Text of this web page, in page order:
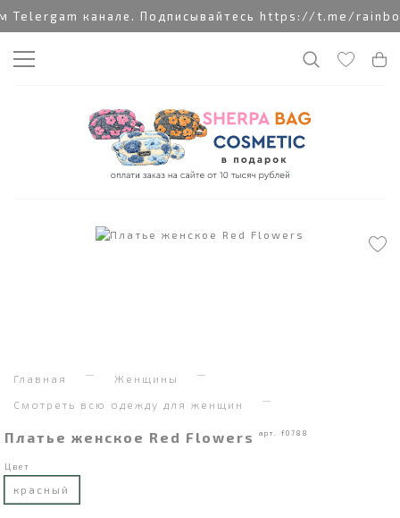
Telergam канале. Подписывайтесь https://t.me/
Главная Женщины
Смотреть всю одежду для женщин
Платье женское Red Flowers арт. f0788
Цвет
красный